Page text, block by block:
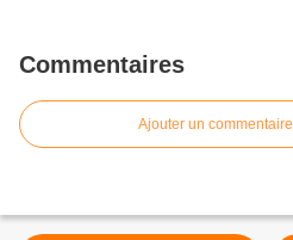
Commentaires
Ajouter un commentaire